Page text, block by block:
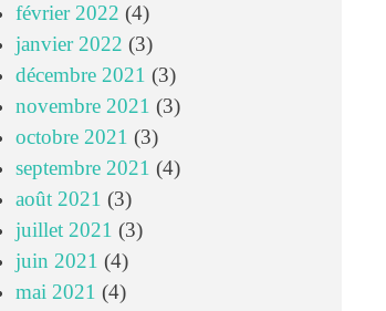
février 2022 (4)
janvier 2022 (3)
décembre 2021 (3)
novembre 2021 (3)
octobre 2021 (3)
septembre 2021 (4)
août 2021 (3)
juillet 2021 (3)
juin 2021 (4)
mai 2021 (4)